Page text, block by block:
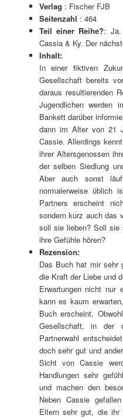
Verlag : Fischer FJB
Seitenzahl : 464
Teil einer Reihe?: Ja.
Cassia & Ky. Der
Inhalt:
In einer fiktiven
Gesellschaft bereits
daraus resultierenden
Jugendlichen
Bankett darüber
dann im Alter von 21
Cassie. Allerdings
ihrer Altersgenossen
der selben Siedlung
Aber auch sonst
normalerweise üblich
Partners erscheint
sondern kurz auch das
soll sie lieben? Soll
ihre Gefühle hören?
Rezension:
Das Buch hat mir sehr
die Kraft der Liebe und
Erwartungen nicht nur
kann es kaum
Buch erscheint.
Gesellschaft, in der
Partnerwahl
doch sehr gut und
Sicht von Cassie
Handlungen sehr
und machen den
Neben Cassie
Eltern sehr gut, die